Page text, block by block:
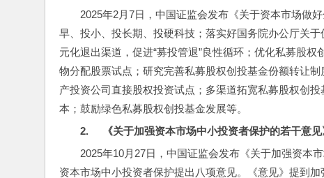
2025年2月7日，中国证监会发布《关于资本市场做
早、投小、投长期、投硬科技；落实好国务院办公厅关
元化退出渠道，促进“募投管退”良性循环；优化私募股
物分配股票试点；研究完善私募股权创投基金份额转让
产投资公司直接股权投资试点；多渠道拓宽私募股权创
本；鼓励绿色私募股权创投基金发展等。
2.
《关于加强资本市场中小投资者保护的若干意见
2025年10月27日，中国证监会发布《关于加强资本
资本市场中小投资者保护提出八项意见。《意见》提到